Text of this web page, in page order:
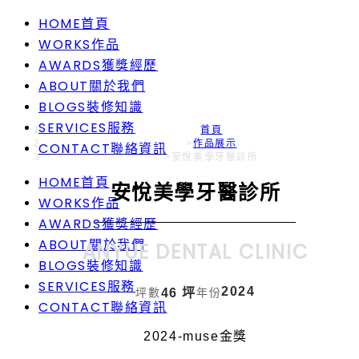
HOME首頁
WORKS作品
AWARDS獲獎經歷
ABOUT關於我們
BLOGS裝修知識
SERVICES服務
CONTACT聯絡資訊
HOME首頁
WORKS作品
AWARDS獲獎經歷
ABOUT關於我們
BLOGS裝修知識
SERVICES服務
CONTACT聯絡資訊
首頁
>作品展示
> 安悅美學牙醫診所
安悅美學牙醫診所
ANYUE DENTAL CLINIC
坪數46 坪年份2024
2024-muse金獎